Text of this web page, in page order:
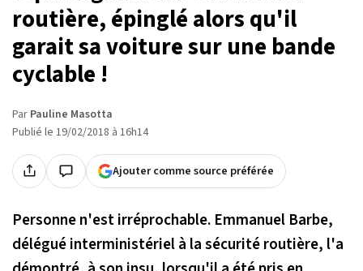
routière, épinglé alors qu'il
garait sa voiture sur une bande
cyclable !
Par Pauline Masotta
Publié le 19/02/2018 à 16h14
Ajouter comme source préférée
Personne n'est irréprochable. Emmanuel Barbe,
délégué interministériel à la sécurité routière, l'a